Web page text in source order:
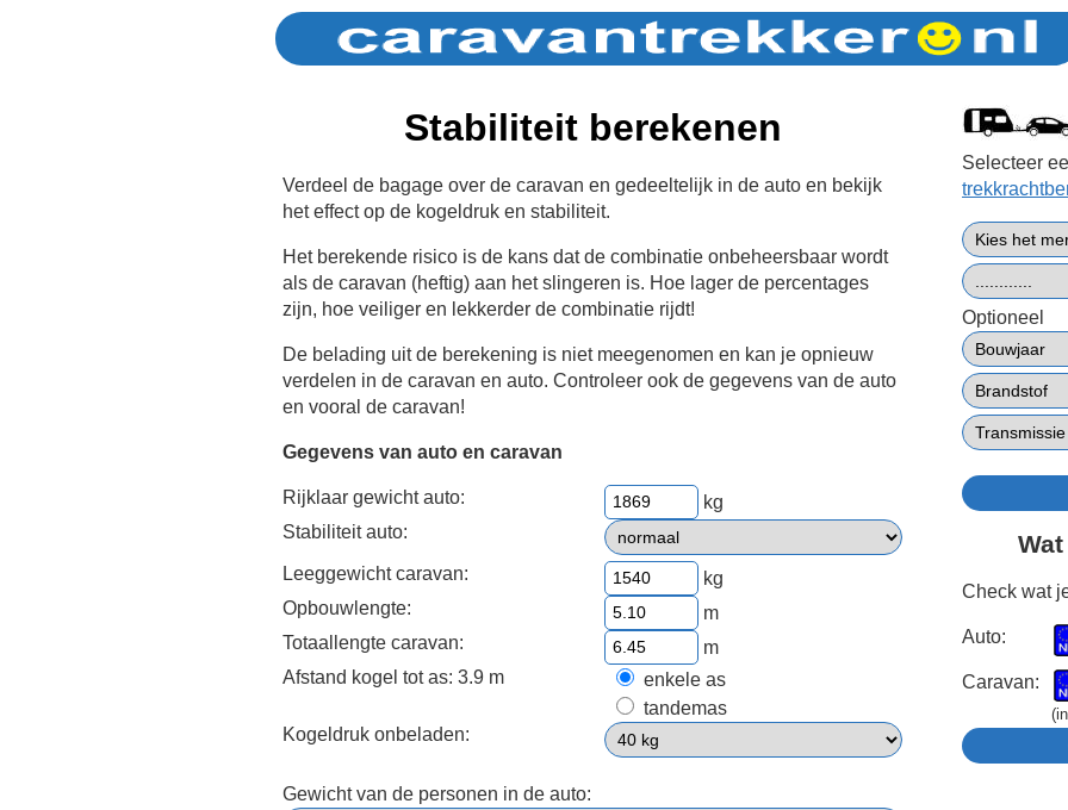
Stabiliteit berekenen
Verdeel de bagage over de caravan en gedeeltelijk in de auto en bekijk
het effect op de kogeldruk en stabiliteit.
Het berekende risico is de kans dat de combinatie onbeheersbaar wordt
als de caravan (heftig) aan het slingeren is. Hoe lager de percentages
zijn, hoe veiliger en lekkerder de combinatie rijdt!
De belading uit de berekening is niet meegenomen en kan je opnieuw
verdelen in de caravan en auto. Controleer ook de gegevens van de auto
en vooral de caravan!
Gegevens van auto en caravan
Rijklaar gewicht auto:
kg
Stabiliteit auto:
Leeggewicht caravan:
kg
Opbouwlengte:
m
Totaallengte caravan:
m
Afstand kogel tot as: 3.9 m
enkele as
tandemas
Kogeldruk onbeladen:
Gewicht van de personen in de auto:
Selecteer
Optioneel
Check wat
Auto:
Caravan: